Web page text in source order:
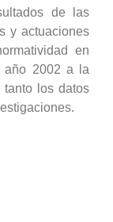
de las
y actuaciones
en
año 2002 a la
los datos